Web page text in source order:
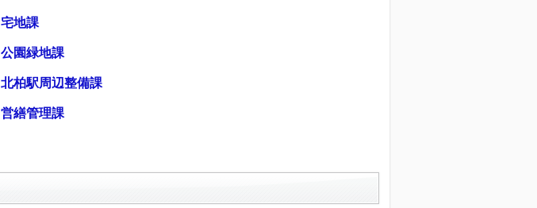
宅地課
公園緑地課
北柏駅周辺整備課
営繕管理課